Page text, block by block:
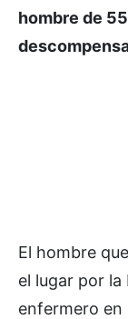
hombre de
El hombre
el lugar por la
enfermero en